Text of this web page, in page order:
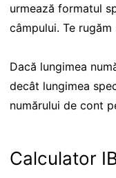
urmează formatul
câmpului. Te
Dacă lungimea
decât lungimea
numărului de cont
Calculator